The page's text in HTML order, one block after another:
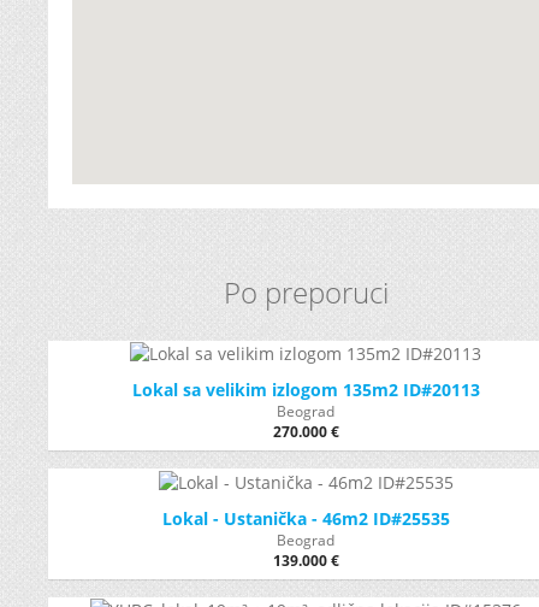
Po preporuci
Lokal sa velikim izlogom 135m2 ID#20113
Beograd
270.000 €
Lokal - Ustanička - 46m2 ID#25535
Beograd
139.000 €